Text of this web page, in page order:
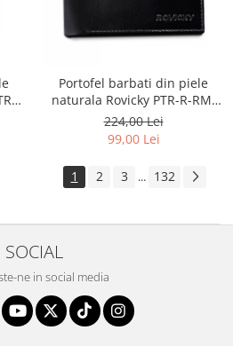
Portofel barbati din piele
naturala Rovicky PTR-R-RM-
11-GCL-1834 BL
224,00 Lei
99,00 Lei
1 2 3 ... 132
SOCIAL
ne in social media